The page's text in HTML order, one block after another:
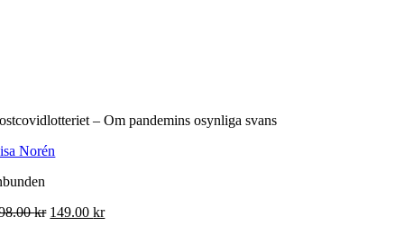
– Om pandemins osynliga svans
Norén
kr Det
149.00krDet